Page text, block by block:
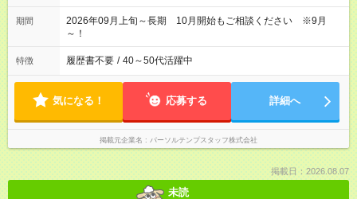
期間
2026年09月上旬～長期 10月開始もご相談ください ※9月
～！
特徴 履歴書不要 / 40～50代活躍中
気になる！ 応募する 詳細へ
掲載元企業名 パーソルテンプスタッフ株式会社
掲載日：2026.08.07
未読